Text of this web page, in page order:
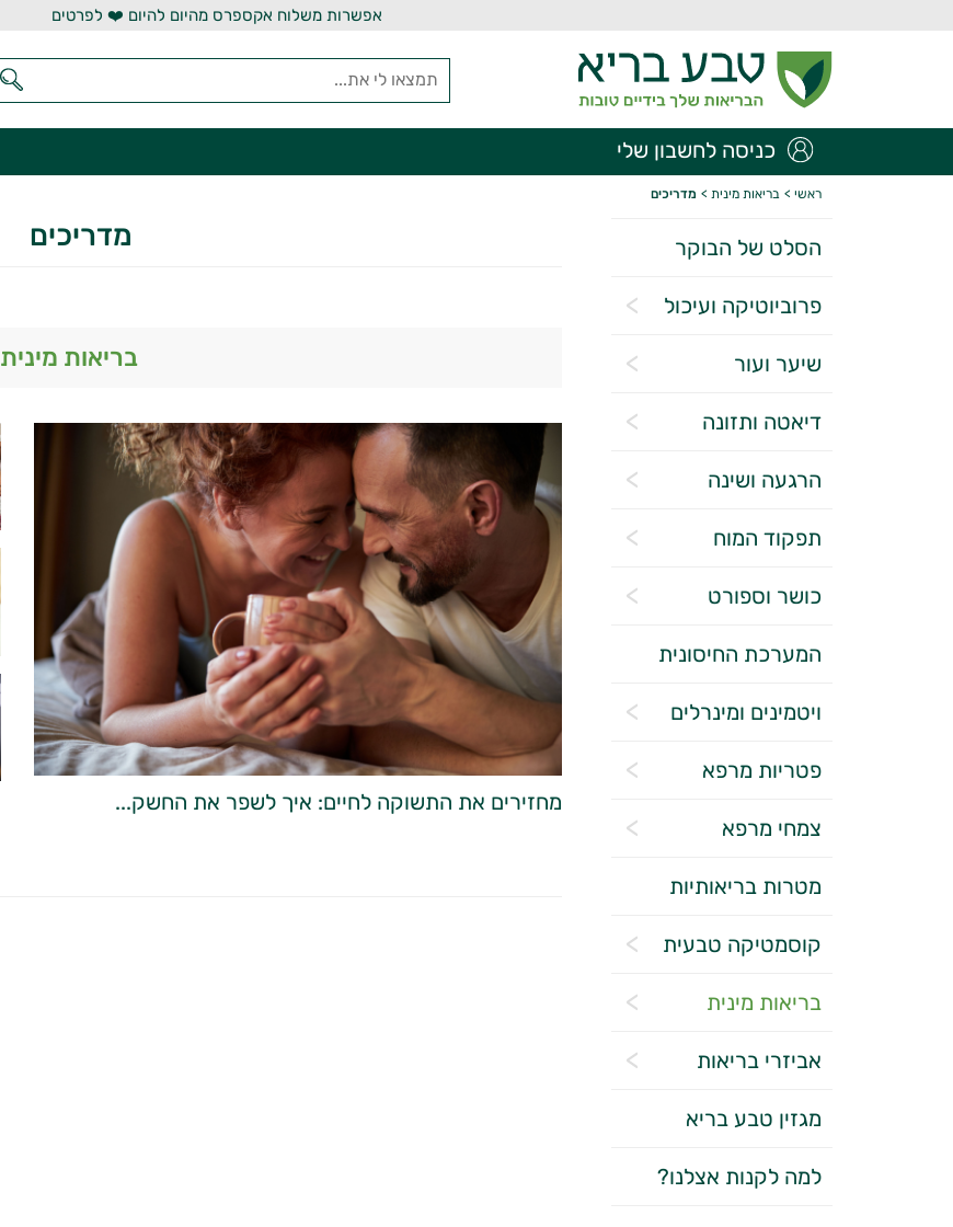
אפשרות משלוח אקספרס מהיום להיום ❤️ לפרטים
כניסה לחשבון שלי
ראשי > בריאות מינית > מדריכים
הסלט של הבוקר
פרוביוטיקה ועיכול
שיער ועור
דיאטה ותזונה
הרגעה ושינה
תפקוד המוח
כושר וספורט
המערכת החיסונית
ויטמינים ומינרלים
פטריות מרפא
צמחי מרפא
מטרות בריאותיות
קוסמטיקה טבעית
בריאות מינית
אביזרי בריאות
מגזין טבע בריא
למה לקנות אצלנו?
מדריכים
בריאות מינית
מחזירים את התשוקה לחיים: איך לשפר את החשק...
יועץ בריאות אישי AI